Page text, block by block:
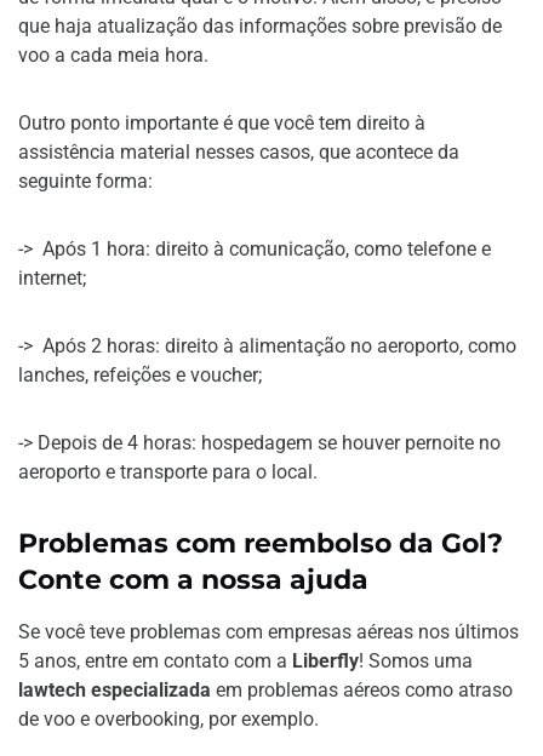
que haja atualização das informações sobre previsão de
voo a cada meia hora.
Outro ponto importante é que você tem direito à
assistência material nesses casos, que acontece da
seguinte forma:
-> Após 1 hora: direito à comunicação, como telefone e
internet;
-> Após 2 horas: direito à alimentação no aeroporto, como
lanches, refeições e voucher;
-> Depois de 4 horas: hospedagem se houver pernoite no
aeroporto e transporte para o local.
Problemas com reembolso da Gol?
Conte com a nossa ajuda
Se você teve problemas com empresas aéreas nos últimos
5 anos, entre em contato com a Liberfly! Somos uma
lawtech especializada em problemas aéreos como atraso
de voo e overbooking, por exemplo.